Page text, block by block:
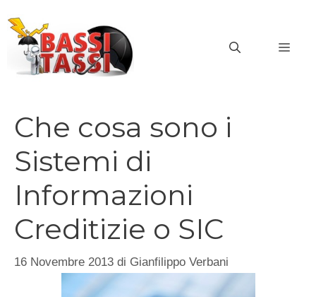
contenuto
Che cosa sono i
Sistemi di
Informazioni
Creditizie o SIC
16 Novembre 2013 di Gianfilippo Verbani